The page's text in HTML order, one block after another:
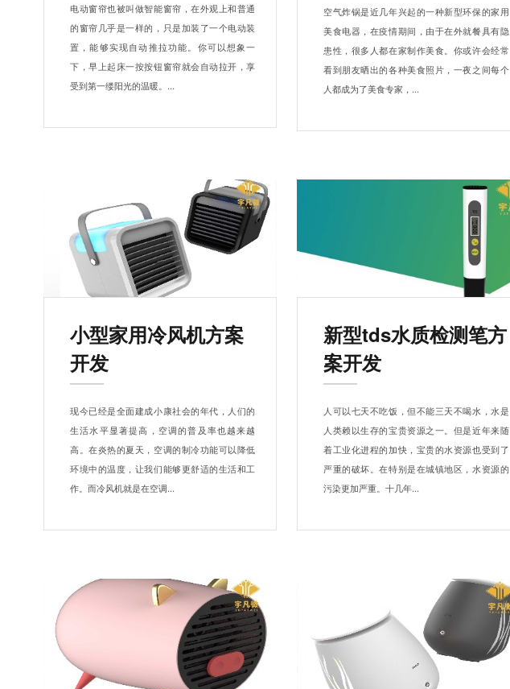
电动窗帘也被叫做智能窗帘，在外观上和普通
的窗帘几乎是一样的，只是加装了一个电动装
置，能够实现自动推拉功能。你可以想象一
下，早上起床一按按钮窗帘就会自动拉开，享
受到第一缕阳光的温暖。...
空气炸锅是近几年兴起的一种新型环保的家用
美食电器，在疫情期间，由于在外就餐具有隐
患性，很多人都在家制作美食。你或许会经常
看到朋友晒出的各种美食照片，一夜之间每个
人都成为了美食专家，...
小型家用冷风机方案
开发
现今已经是全面建成小康社会的年代，人们的
生活水平显著提高，空调的普及率也越来越
高。在炎热的夏天，空调的制冷功能可以降低
环境中的温度，让我们能够更舒适的生活和工
作。而冷风机就是在空调...
新型tds水质检测笔方
案开发
人可以七天不吃饭，但不能三天不喝水，水是
人类赖以生存的宝贵资源之一。但是近年来随
着工业化进程的加快，宝贵的水资源也受到了
严重的破坏。在特别是在城镇地区，水资源的
污染更加严重。十几年...